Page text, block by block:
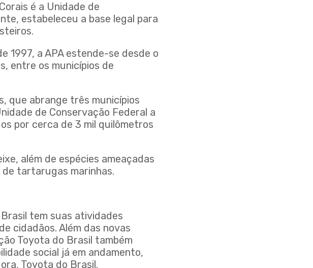
é a Unidade de
estabeleceu a base legal para
1997, a APA estende-se desde o
entre os municípios de
que abrange três municípios
de Conservação Federal a
por cerca de 3 mil quilômetros
além de espécies ameaçadas
de tartarugas marinhas.
tem suas atividades
cidadãos. Além das novas
Toyota do Brasil também
social já em andamento,
Toyota do Brasil.